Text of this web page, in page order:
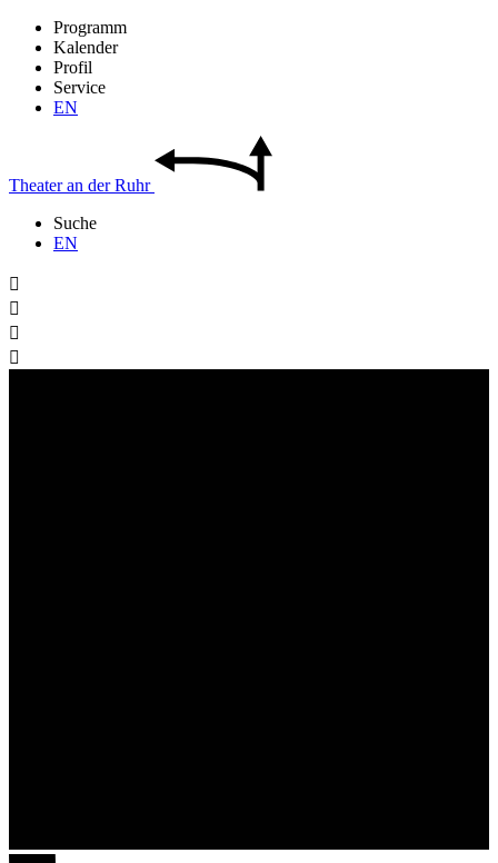
Programm
Kalender
Profil
Service
EN
Theateran derRuhr
Suche
EN



